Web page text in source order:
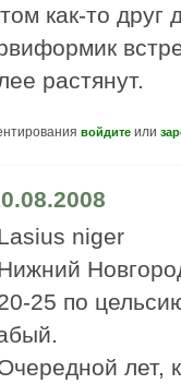
как-то друг
растянут.
войдите или
niger
25 по
лет,